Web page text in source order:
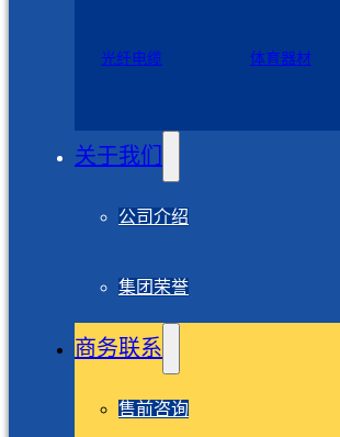
光纤电缆 体育器材
关于我们
公司介绍
集团荣誉
商务联系
售前咨询